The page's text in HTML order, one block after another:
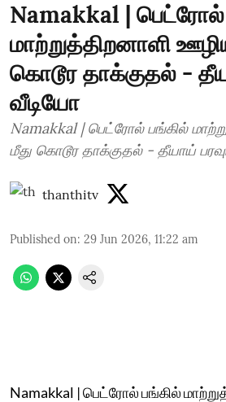
Namakkal | பெட்ரோல்
மாற்றுத்திறனாளி
கொடூர தாக்குதல் -
வீடியோ
Namakkal | பெட்ரோல் பங்கில்
மீது கொடூர தாக்குதல் - தீயாய்
thanthitv
Published on: 29 Jun 2026, 11:22 am
Namakkal | பெட்ரோல் பங்கில்